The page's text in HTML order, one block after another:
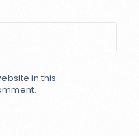
in this